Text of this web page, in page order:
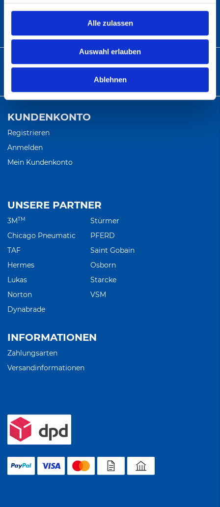
Alle zulassen
Auswahl erlauben
Ablehnen
TELEFON
E-MAIL
KUNDENKONTO
Registrieren
Anmelden
Mein Kundenkonto
UNSERE PARTNER
3MTM
Chicago Pneumatic
TAF
Hermes
Lukas
Norton
Dynabrade
Stürmer
PFERD
Saint Gobain
Osborn
Starcke
VSM
INFORMATIONEN
Zahlungsarten
Versandinformationen